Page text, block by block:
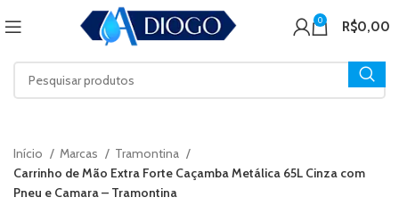
0 R$0,00
Início Marcas
Tramontina
Carrinho de Mão Extra Forte Caçamba Metálica 65L Cinza com
Pneu e Camara – Tramontina